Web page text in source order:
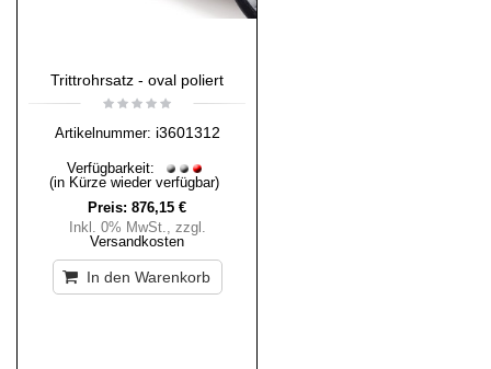
Trittrohrsatz - oval poliert
Artikelnummer: i3601312
Verfügbarkeit:
(in Kürze wieder verfügbar)
Preis: 876,15 €
Inkl. 0% MwSt., zzgl.
Versandkosten
In den Warenkorb